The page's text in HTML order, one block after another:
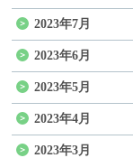
2023年7月
2023年6月
2023年5月
2023年4月
2023年3月